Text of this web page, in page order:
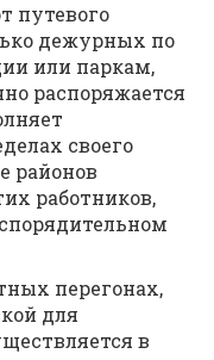
путевого
дежурных по
или паркам,
распоряжается
своего
районов
работников,
перегонах,
для
в